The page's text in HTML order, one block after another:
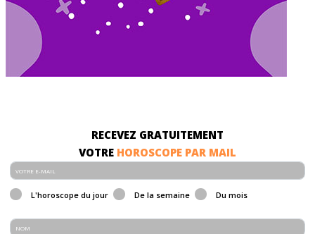
RECEVEZ GRATUITEMENT
VOTRE HOROSCOPE PAR MAIL
L'horoscope du jour De la semaine Du mois